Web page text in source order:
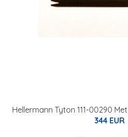
Hellermann Tyton 111-00290
344 EUR